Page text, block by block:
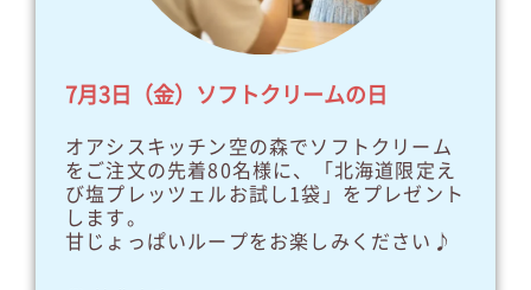
7月3日（金）ソフトクリームの日
オアシスキッチン空の森でソフトクリーム
をご注文の先着80名様に、「北海道限定え
び塩プレッツェルお試し1袋」をプレゼント
します。
甘じょっぱいループをお楽しみください♪